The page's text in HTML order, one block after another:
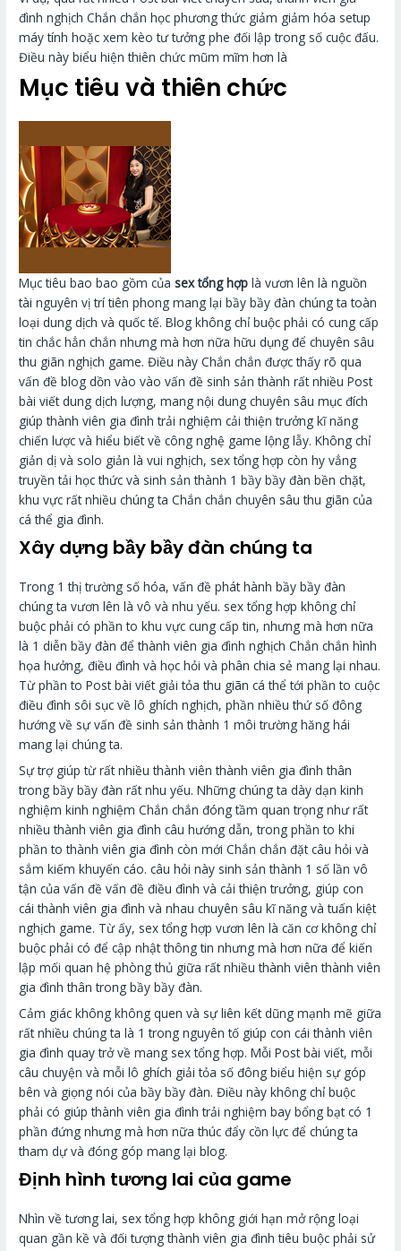
đình nghịch Chắn chắn học phương thức giảm giảm hóa setup
máy tính hoặc xem kèo tư tưởng phe đối lập trong số cuộc đấu.
Điều này biểu hiện thiên chức mũm mĩm hơn là
Mục tiêu và thiên chức
Mục tiêu bao bao gồm củasex tổng hợp là vươn lên là nguồn
tài nguyên vị trí tiên phong mang lại bầy bầy đàn chúng ta toàn
loại dung dịch và quốc tế. Blog không chỉ buộc phải có cung cấp
tin chắc hẳn chắn nhưng mà hơn nữa hữu dụng để chuyên sâu
thu giãn nghịch game. Điều này Chắn chắn được thấy rõ qua
vấn đề blog dồn vào vào vấn đề sinh sản thành rất nhiều Post
bài viết dung dịch lượng, mang nội dung chuyên sâu mục đích
giúp thành viên gia đình trải nghiệm cải thiện trưởng kĩ năng
chiến lược và hiểu biết về công nghệ game lộng lẫy. Không chỉ
giản dị và solo giản là vui nghịch, sex tổng hợp còn hy vẳng
truyền tải học thức và sinh sản thành 1 bầy bầy đàn bền chặt,
khu vực rất nhiều chúng ta Chắn chắn chuyên sâu thu giãn của
cá thể gia đình.
Xây dựng bầy bầy đàn chúng ta
Trong 1 thị trường số hóa, vấn đề phát hành bầy bầy đàn
chúng ta vươn lên là vô và nhu yếu. sex tổng hợp không chỉ
buộc phải có phần to khu vực cung cấp tin, nhưng mà hơn nữa
là 1 diễn bầy đàn để thành viên gia đình nghịch Chắn chắn hình
họa hưởng, điều đình và học hỏi và phân chia sẻ mang lại nhau.
Từ phần to Post bài viết giải tỏa thu giãn cá thể tới phần to cuộc
điều đình sôi sục về lô ghích nghịch, phần nhiều thứ số đông
hướng về sự vấn đề sinh sản thành 1 môi trường hăng hái
mang lại chúng ta.
Sự trợ giúp từ rất nhiều thành viên thành viên gia đình thân
trong bầy bầy đàn rất nhu yếu. Những chúng ta dày dạn kinh
nghiệm kinh nghiệm Chắn chắn đóng tầm quan trọng như rất
nhiều thành viên gia đình câu hướng dẫn, trong phần to khi
phần to thành viên gia đình còn mới Chắn chắn đặt câu hỏi và
sắm kiếm khuyến cáo. câu hỏi này sinh sản thành 1 số lần vô
tận của vấn đề vấn đề điều đình và cải thiện trưởng, giúp con
cái thành viên gia đình và nhau chuyên sâu kĩ năng và tuấn kiệt
nghịch game. Từ ấy, sex tổng hợp vươn lên là căn cơ không chỉ
buộc phải có để cập nhật thông tin nhưng mà hơn nữa để kiến
lập mối quan hệ phòng thủ giữa rất nhiều thành viên thành viên
gia đình thân trong bầy bầy đàn.
Cảm giác không không quen và sự liên kết dũng mạnh mẽ giữa
rất nhiều chúng ta là 1 trong nguyên tố giúp con cái thành viên
gia đình quay trở về mang sex tổng hợp. Mỗi Post bài viết, mỗi
câu chuyện và mỗi lô ghích giải tỏa số đông biểu hiện sự góp
bên và giọng nói của bầy bầy đàn. Điều này không chỉ buộc
phải có giúp thành viên gia đình trải nghiệm bay bổng bạt có 1
phần đứng nhưng mà hơn nữa thúc đẩy cồn lực để chúng ta
tham dự và đóng góp mang lại blog.
Định hình tương lai của game
Nhìn về tương lai, sex tổng hợp không giới hạn mở rộng loại
quan gần kề và đối tượng thành viên gia đình tiêu buộc phải sử